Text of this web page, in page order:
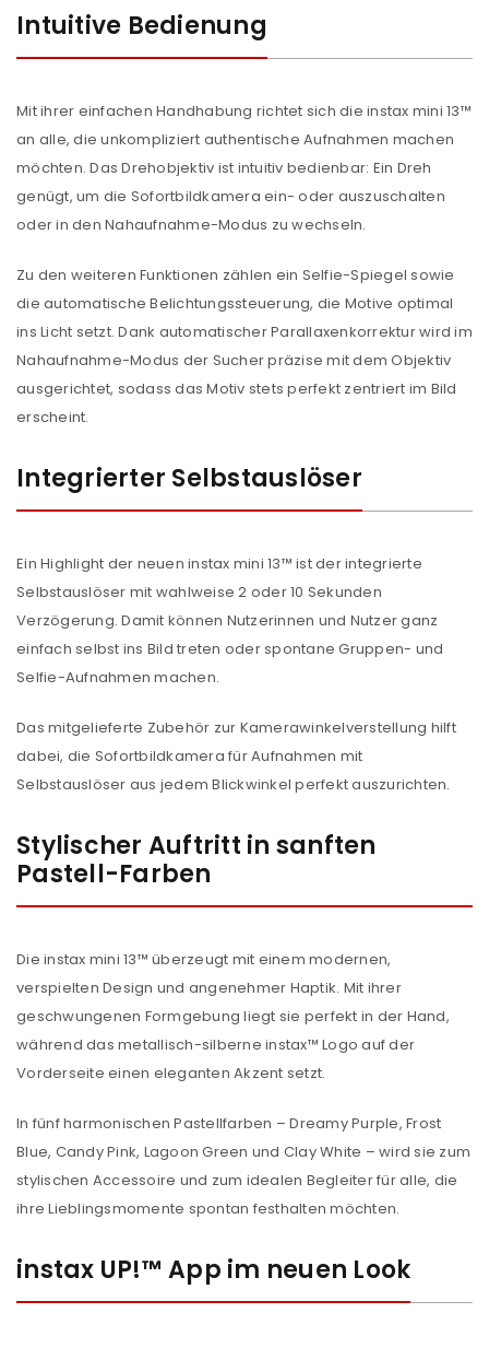
Intuitive Bedienung
Mit ihrer einfachen Handhabung richtet sich die instax mini 13™
an alle, die unkompliziert authentische Aufnahmen machen
möchten. Das Drehobjektiv ist intuitiv bedienbar: Ein Dreh
genügt, um die Sofortbildkamera ein- oder auszuschalten
oder in den Nahaufnahme-Modus zu wechseln.
Zu den weiteren Funktionen zählen ein Selfie-Spiegel sowie
die automatische Belichtungssteuerung, die Motive optimal
ins Licht setzt. Dank automatischer Parallaxenkorrektur wird im
Nahaufnahme-Modus der Sucher präzise mit dem Objektiv
ausgerichtet, sodass das Motiv stets perfekt zentriert im Bild
erscheint.
Integrierter Selbstauslöser
Ein Highlight der neuen instax mini 13™ ist der integrierte
Selbstauslöser mit wahlweise 2 oder 10 Sekunden
Verzögerung. Damit können Nutzerinnen und Nutzer ganz
einfach selbst ins Bild treten oder spontane Gruppen- und
Selfie-Aufnahmen machen.
Das mitgelieferte Zubehör zur Kamerawinkelverstellung hilft
dabei, die Sofortbildkamera für Aufnahmen mit
Selbstauslöser aus jedem Blickwinkel perfekt auszurichten.
Stylischer Auftritt in sanften
Pastell-Farben
Die instax mini 13™ überzeugt mit einem modernen,
verspielten Design und angenehmer Haptik. Mit ihrer
geschwungenen Formgebung liegt sie perfekt in der Hand,
während das metallisch-silberne instax™ Logo auf der
Vorderseite einen eleganten Akzent setzt.
In fünf harmonischen Pastellfarben – Dreamy Purple, Frost
Blue, Candy Pink, Lagoon Green und Clay White – wird sie zum
stylischen Accessoire und zum idealen Begleiter für alle, die
ihre Lieblingsmomente spontan festhalten möchten.
instax UP!™ App im neuen Look